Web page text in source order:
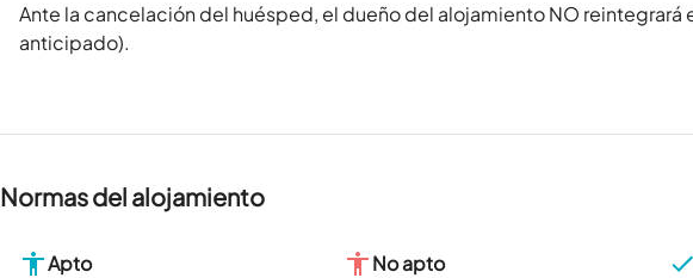
Ante la cancelación del huésped, el dueño del alojamiento NO reintegrará
anticipado).
Normas del alojamiento
Apto
No apto